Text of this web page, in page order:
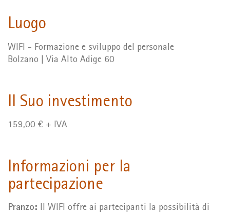
Luogo
WIFI - Formazione e sviluppo del personale
Bolzano | Via Alto Adige 60
Il Suo investimento
159,00 € + IVA
Informazioni per la
partecipazione
Pranzo: Il WIFI offre ai partecipanti la possibilità di